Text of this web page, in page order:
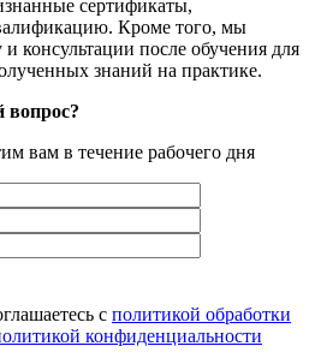
сертификаты,
Кроме того, мы
консультации после обучения для
знаний на практике.
вопрос?
вам в течение рабочего дня
с политикой обработки
конфиденциальности